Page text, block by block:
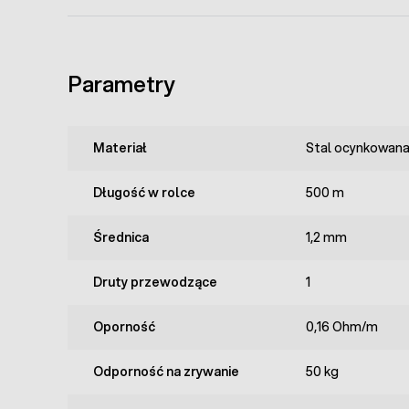
Parametry
Materiał Stal ocynkowana
Długość w rolce 500 m
Średnica 1,2 mm
Druty przewodzące 1
Oporność 0,16 Ohm/m
Odporność na zrywanie 50 kg